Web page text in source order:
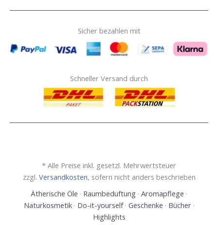
Sicher bezahlen mit
Schneller Versand durch
* Alle Preise inkl. gesetzl. Mehrwertsteuer
zzgl. Versandkosten, sofern nicht anders beschrieben
Ätherische Öle · Raumbeduftung · Aromapflege ·
Naturkosmetik· Do-it-yourself· Geschenke · Bücher·
Highlights